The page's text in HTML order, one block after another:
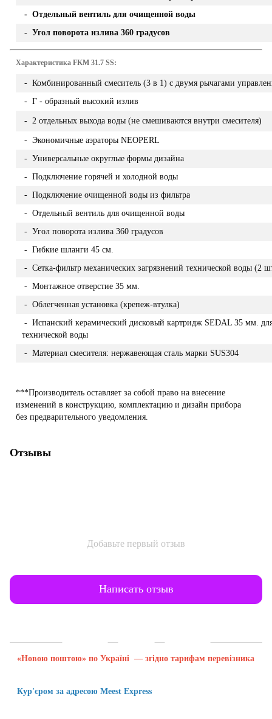
- Отдельный вентиль для очищенной воды
- Угол поворота излива 360 градусов
Характеристика FKM 31.7 SS:
- Комбинированный смеситель (3 в 1) с двумя рычагами
- Г - образный высокий излив
- 2 отдельных выхода воды (не смешиваются внутри смесителя)
- Экономичные аэраторы NEOPERL
- Универсальные округлые формы дизайна
- Подключение горячей и холодной воды
- Подключение очищенной воды из фильтра
- Отдельный вентиль для очищенной воды
- Угол поворота излива 360 градусов
- Гибкие шланги 45 см.
- Сетка-фильтр механических загрязнений технической воды (2
- Монтажное отверстие 35 мм.
- Облегченная установка (крепеж-втулка)
- Испанский керамический дисковый картридж SEDAL 35 мм.
технической воды
- Материал смесителя: нержавеющая сталь марки SUS304
***Производитель оставляет за собой право на внесение
изменений в конструкцию, комплектацию и дизайн прибора
без предварительного уведомления.
Отзывы
Добавьте первый отзыв
Написать отзыв
«Новою поштою» по Україні — згідно тарифам перевізника
Кур'єром за адресою Meest Express